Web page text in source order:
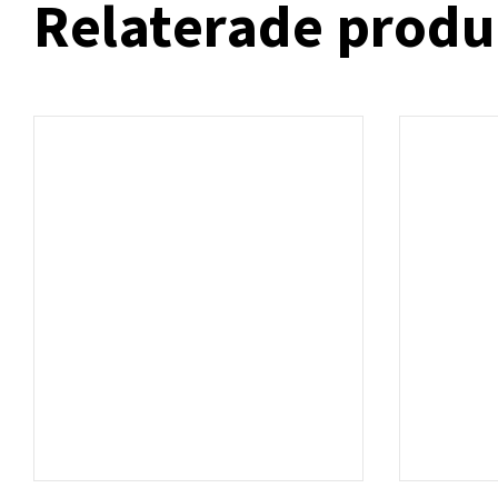
Relaterade